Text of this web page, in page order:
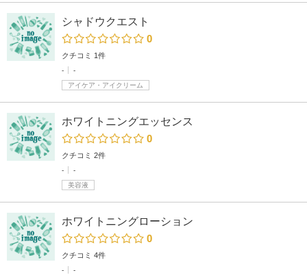
シャドウクエスト
0
クチコミ 1件
-
-
アイケア・アイクリーム
ホワイトニングエッセンス
0
クチコミ 2件
-
-
美容液
ホワイトニングローション
0
クチコミ 4件
-
-